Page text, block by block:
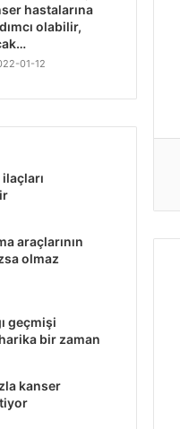
hastalarına
olabilir,
01-12
araçlarının
olmaz
geçmişi
bir zaman
kanser